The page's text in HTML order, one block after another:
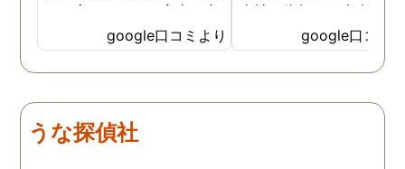
いた方も、とても率直に意
見を言っていただき、また
費用面も正直に答えていた
だき、私の望む結果を得る
言えないですが、それでも
少しでも低く抑えるアドバ
google口コミより
当社に依頼して本当に良
ったと実感しております
依頼中にはいろいろな相
も聞いて頂き、救われる
謝しております。 私と
google口コミ
うな探偵社